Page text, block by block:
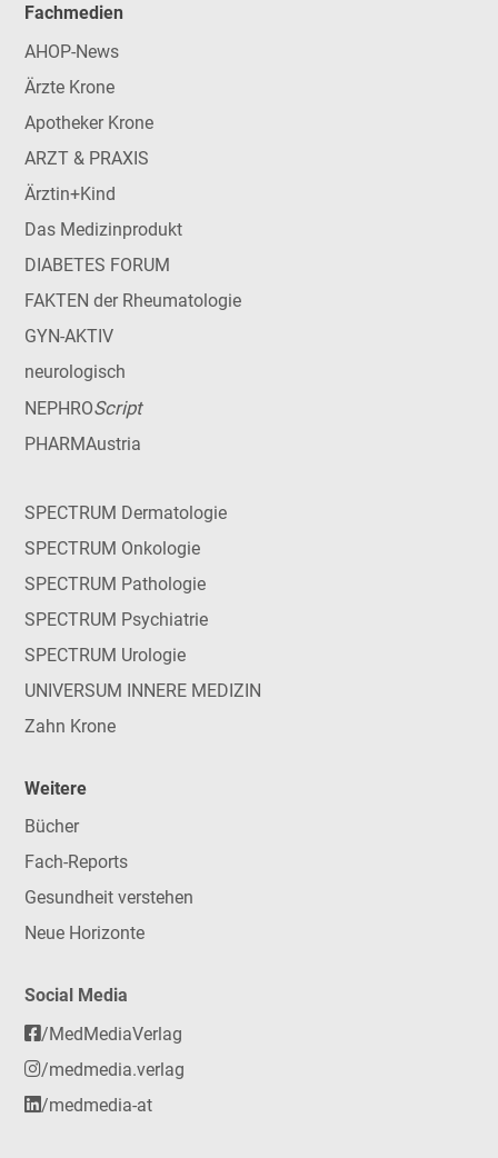
Fachmedien
AHOP-News
Ärzte Krone
Apotheker Krone
ARZT & PRAXIS
Ärztin+Kind
Das Medizinprodukt
DIABETES FORUM
FAKTEN der Rheumatologie
GYN-AKTIV
neurologisch
NEPHROScript
PHARMAustria
SPECTRUM Dermatologie
SPECTRUM Onkologie
SPECTRUM Pathologie
SPECTRUM Psychiatrie
SPECTRUM Urologie
UNIVERSUM INNERE MEDIZIN
Zahn Krone
Weitere
Bücher
Fach-Reports
Gesundheit verstehen
Neue Horizonte
Social Media
/MedMediaVerlag
/medmedia.verlag
/medmedia-at